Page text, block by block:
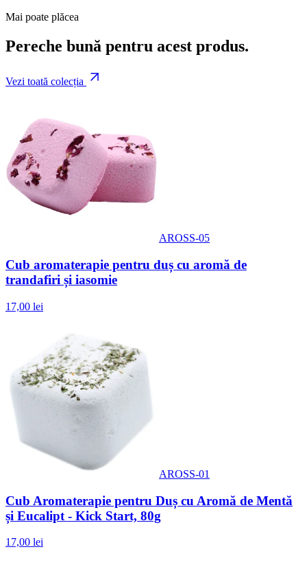
Mai poate plăcea
Pereche bună pentru acest produs.
Vezi toată colecția
AROSS-05
Cub aromaterapie pentru duș cu aromă de
trandafiri și iasomie
17,00 lei
AROSS-01
Cub Aromaterapie pentru Duș cu Aromă de Mentă
și Eucalipt - Kick Start, 80g
17,00 lei